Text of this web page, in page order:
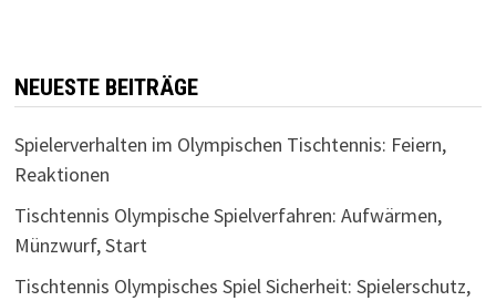
NEUESTE BEITRÄGE
Spielerverhalten im Olympischen Tischtennis: Feiern,
Reaktionen
Tischtennis Olympische Spielverfahren: Aufwärmen,
Münzwurf, Start
Tischtennis Olympisches Spiel Sicherheit: Spielerschutz,